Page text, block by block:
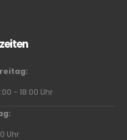
- 18:00 Uhr
Uhr